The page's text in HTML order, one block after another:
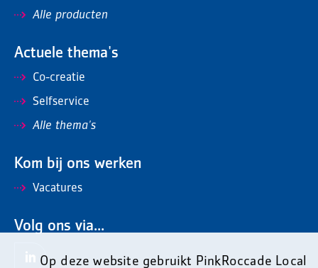
Op deze website gebruikt PinkRoccade Local
Alle producten
Actuele thema's
Co-creatie
Selfservice
Alle thema's
Kom bij ons werken
Vacatures
Volg ons via...